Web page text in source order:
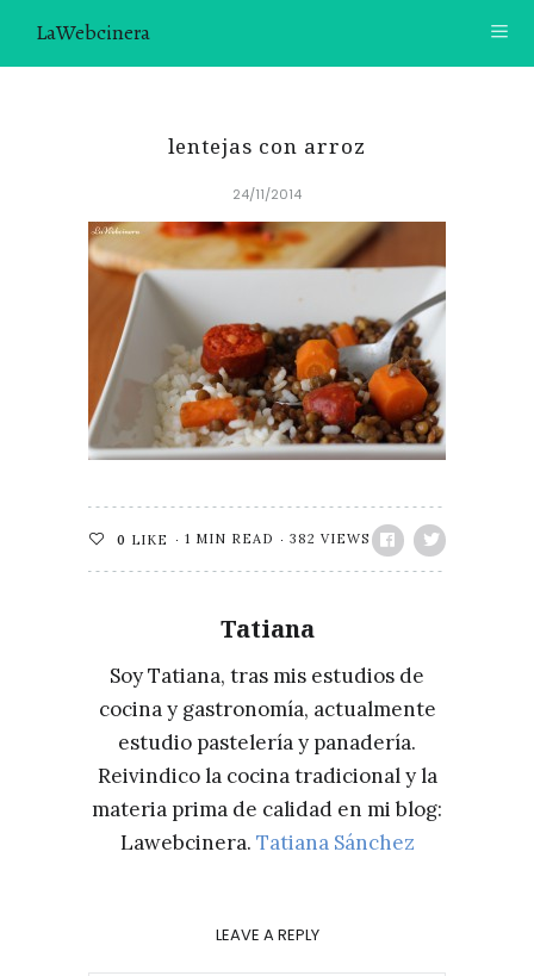
LaWebcinera
CONTACTO
SOBRE MÍ
¿TE GUSTARÍA UNIRTE A NUESTRA AVENTURA GASTRON
ÚNETE A LA NEWSLETTER
RECOMENDACIONES
lentejas con arroz
24/11/2014
0 LIKE 1 MIN READ 382 VIEWS
Tatiana
Soy Tatiana, tras mis estudios de
cocina y gastronomía, actualmente
estudio pastelería y panadería.
Reivindico la cocina tradicional y la
materia prima de calidad en mi blog:
Lawebcinera. Tatiana Sánchez
LEAVE A REPLY